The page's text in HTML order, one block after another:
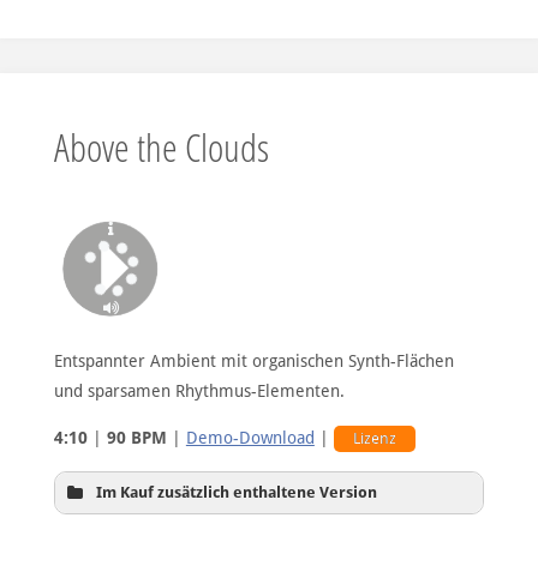
Above the Clouds
Entspannter Ambient mit organischen Synth-Flächen
und sparsamen Rhythmus-Elementen.
4:10| 90 BPM Demo-Download Lizenz
Im Kauf zusätzlich enthaltene Version